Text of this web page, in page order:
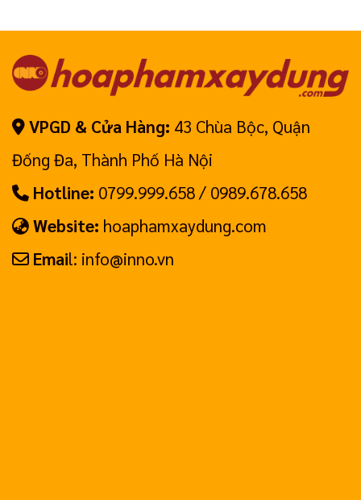
VPGD & Cửa Hàng: 43 Chùa Bộc, Quận
Đống Đa, Thành Phố Hà Nội
Hotline: 0799.999.658 / 0989.678.658
Website: hoaphamxaydung.com
Email: info@inno.vn